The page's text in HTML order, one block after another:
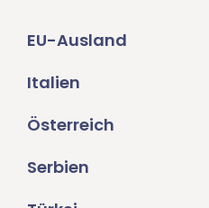
EU-Ausland
Italien
Österreich
Serbien